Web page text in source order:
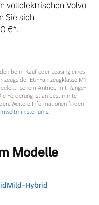
vollelektrischen Volvo
Sie sich
€⁠*.
beim Kauf oder Leasing eines
der EU-Fahrzeugklasse M1
Antrieb mit Range-
Förderung ist an bestimmte
Weitere Informationen finden
Modelle
Mild-Hybrid